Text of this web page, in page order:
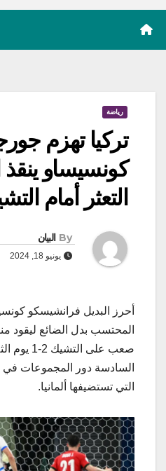
رياضة
تركيا تهزم
كونسيساو ينقذ
التعثر أمام
By البيان
يونيو 18, 2024
أحرز البديل فرانشيسكو
المحتسب بدل الضائع ليقود
صعب على
التي تستضيفها ألمانيا.